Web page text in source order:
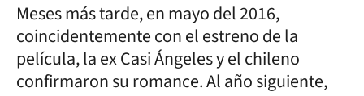
Meses más tarde, en mayo del 2016,
coincidentemente con el estreno de la
película, la ex Casi Ángeles y el chileno
confirmaron su romance. Al año siguiente,